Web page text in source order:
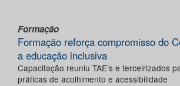
Formação
Formação reforça compromisso do
a educação inclusiva
Capacitação reuniu TAE’s e terceirizados
práticas de acolhimento e acessibilidade